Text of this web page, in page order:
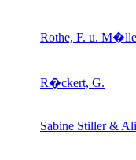
Rothe, F. u.
R�ckert, G.
Sabine Stiller &